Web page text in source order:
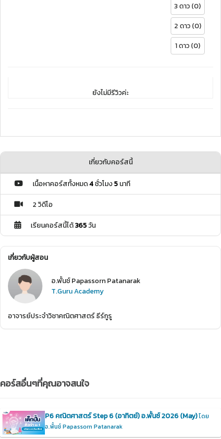
3 ดาว (0)
2 ดาว (0)
1 ดาว (0)
ยังไม่มีรีวิวค่ะ
เกี่ยวกับคอร์สนี้
เนื้อหาคอร์สทั้งหมด4ชั่วโมง5นาที
2 วิดีโอ
เรียนคอร์สนี้ได้365วัน
เกี่ยวกับผู้สอน
อ.พั้นช์ Papassorn Patanarak
T.Guru Academy
อาจารย์ประจำวิชาคณิตศาสตร์ ธีร์กูรู
คอร์สอื่นๆที่คุณอาจสนใจ
P6 คณิตศาสตร์ Step 6 (อาทิตย์) อ.พั้นซ์ 2026 (May)โดย
อ.พั้นช์ Papassorn Patanarak